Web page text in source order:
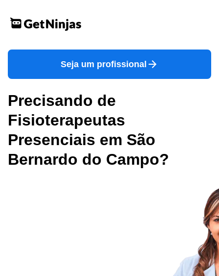
Seja um profissional
Precisando de
Fisioterapeutas
Presenciais em São
Bernardo do Campo?